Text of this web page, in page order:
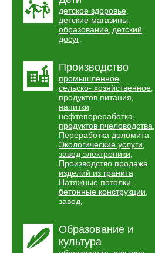
детское здоровье,
детские магазины,
образование, детский
досуг,
Производство
промышленное,
сельско- хозяйственное,
продуктов питания,
напитки,
нефтепереработка,
продуктов пчеловодства,
Переработка доломита,
Экологические услуги,
завод электроники,
Производство продажа
изделий из гранита,
Натяжные потолки,
бетонные конструкции,
завод,
Образование и
культура